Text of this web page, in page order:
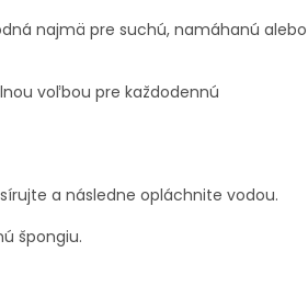
najmä pre suchú, namáhanú alebo
voľbou pre každodennú
a následne opláchnite vodou.
špongiu.